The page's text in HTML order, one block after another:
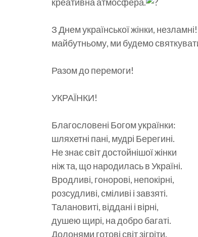
З Днем української жінки,
майбутньому, ми будемо
Разом до перемоги!
УКРАЇНКИ!
Благословені Богом українки:
шляхетні пані, мудрі Берегині.
Не знає світ достойнішої жінки
ніж та, що народилась в Україні.
Вродливі, гонорові, непокірні,
розсудливі, сміливі і завзяті.
Талановиті, віддані і вірні,
душею щирі, на добро багаті.
Долонями готові світ зігріти.